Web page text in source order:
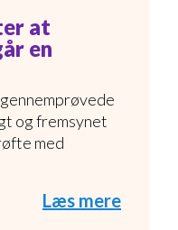
at
en
og fremsynet
med
Læs mere